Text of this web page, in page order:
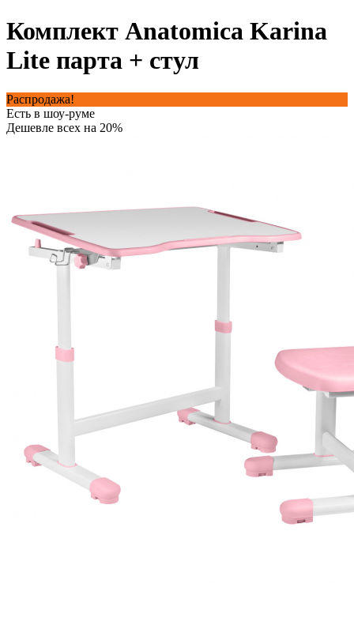
Комплект Anatomica Karina
Lite парта + стул
Распродажа!
Есть в шоу-руме
Дешевле всех на 20%